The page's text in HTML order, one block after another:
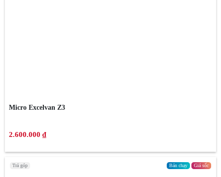
Micro Excelvan Z3
2.600.000 ₫
Bán chạy Giá sốc
Trả góp